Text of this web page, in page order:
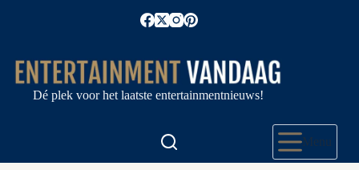
Dé plek voor het laatste entertainmentnieuws!
Menu